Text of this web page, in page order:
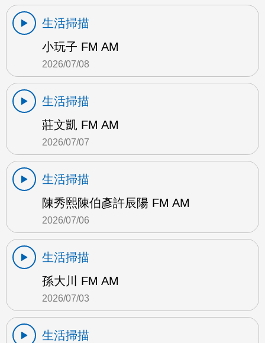
生活掃描
小玩子 FM AM
2026/07/08
生活掃描
莊文凱 FM AM
2026/07/07
生活掃描
陳秀熙陳伯彥許辰陽 FM AM
2026/07/06
生活掃描
孫大川 FM AM
2026/07/03
生活掃描